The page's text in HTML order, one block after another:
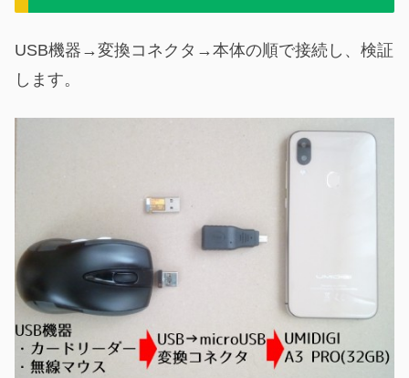
USB機器→変換コネクタ→本体の順で接続し、検証
します。